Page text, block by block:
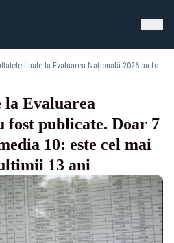
Rezultatele finale la Evaluarea Națională 2026 au fost publicate. Doar 7 elevi din țară au media 10: este cel mai slab rezultat din ultimii 13 ani
la Evaluarea
fost publicate. Doar 7
10: este cel mai
13 ani